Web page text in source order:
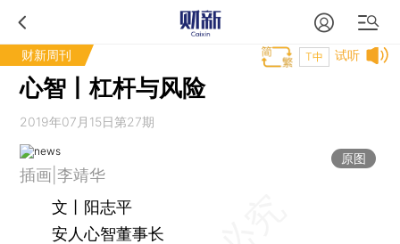
财新周刊 试听
T中
心智丨杠杆与风险
2019年07月15日第27期
原图
插画|李靖华
文丨阳志平
安人心智董事长